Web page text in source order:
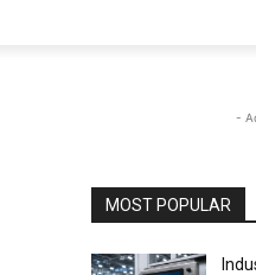
-
MOST POPULAR